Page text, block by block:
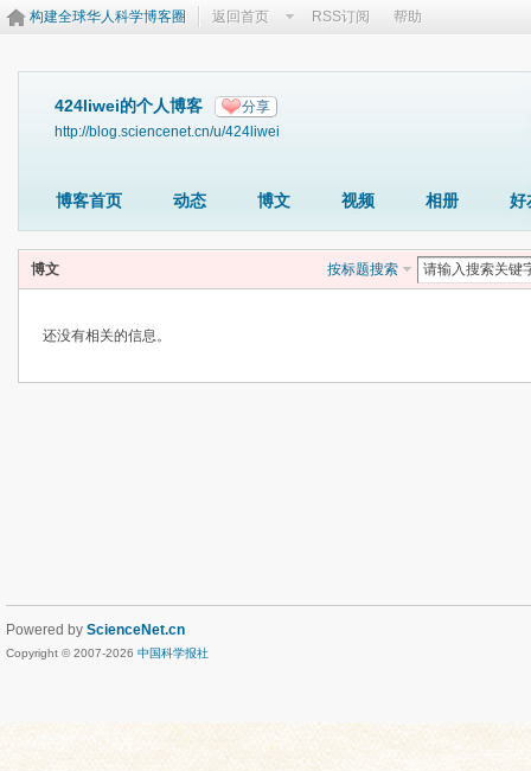
构建全球华人科学博客圈 返回首页 RSS订阅 帮助
424liwei的个人博客 分享
http://blog.sciencenet.cn/u/424liwei
博客首页 动态 博文 视频 相册 好
博文 按标题搜索
还没有相关的信息。
Powered by ScienceNet.cn
Copyright © 2007-2026 中国科学报社